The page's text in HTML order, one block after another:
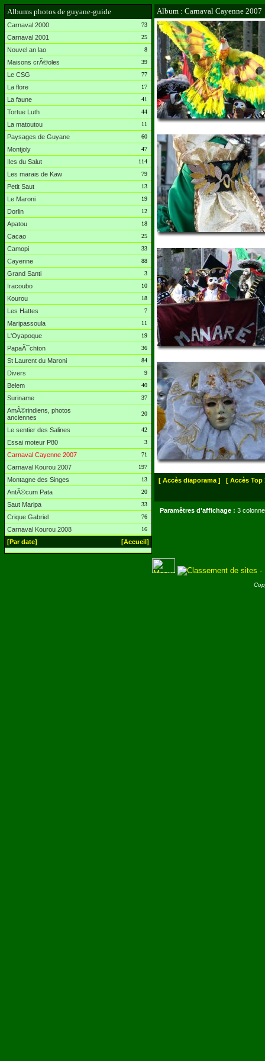
Albums photos de guyane-guide
Carnaval 2000 73
Carnaval 2001 25
Nouvel an lao 8
Maisons crÃ©oles 39
Le CSG 77
La flore 17
La faune 41
Tortue Luth 44
La matoutou 11
Paysages de Guyane 60
Montjoly 47
Iles du Salut 114
Les marais de Kaw 79
Petit Saut 13
Le Maroni 19
Dorlin 12
Apatou 18
Cacao 25
Camopi 33
Cayenne 88
Grand Santi 3
Iracoubo 10
Kourou 18
Les Hattes 7
Maripassoula 11
L'Oyapoque 19
PapaÃ¯chton 36
St Laurent du Maroni 84
Divers 9
Belem 40
Suriname 37
AmÃ©rindiens, photos
anciennes
20
Le sentier des Salines 42
Essai moteur P80 3
Carnaval Cayenne 2007 71
Carnaval Kourou 2007 197
Montagne des Singes 13
AntÃ©cum Pata 20
Saut Maripa 33
Crique Gabriel 76
Carnaval Kourou 2008 16
[Par date] [Accueil]
Album : Carnaval Cayenne 2007
[ Accès diaporama ] [ Accès Top
Paramêtres d'affichage : 3